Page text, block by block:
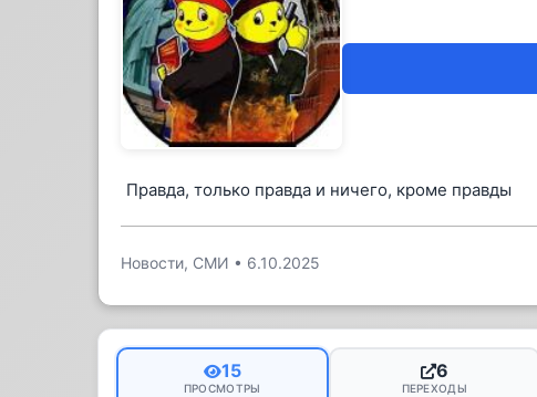
Правда, только правда и ничего, кроме правды
Новости, СМИ • 6.10.2025
15
ПРОСМОТРЫ
6
ПЕРЕХОДЫ